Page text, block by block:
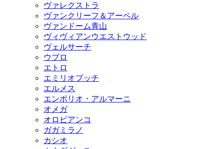
ヴァレクストラ
ヴァンクリーフ＆アーペル
ヴァンドーム青山
ヴィヴィアンウエストウッド
ヴェルサーチ
ウブロ
エトロ
エミリオプッチ
エルメス
エンポリオ・アルマーニ
オメガ
オロビアンコ
ガガミラノ
カシオ